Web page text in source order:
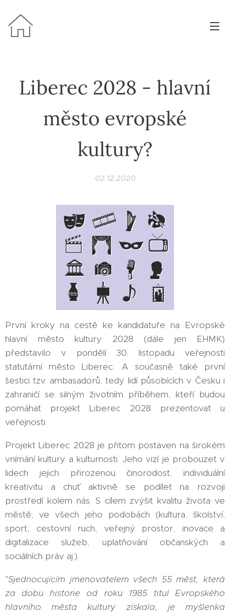
Liberec 2028 - hlavní
město evropské
kultury?
02.12.2020
První kroky na cestě ke kandidatuře na Evropské
hlavní město kultury 2028 (dále jen EHMK)
představilo v pondělí 30. listopadu veřejnosti
statutární město Liberec. A současně také první
šestici tzv. ambasadorů, tedy lidí působících v Česku i
zahraničí se silným životním příběhem, kteří budou
pomáhat projekt Liberec 2028 prezentovat u
veřejnosti.
Projekt Liberec 2028 je přitom postaven na širokém
vnímání kultury a kulturnosti. Jeho vizí je probouzet v
lidech jejich přirozenou činorodost, individuální
kreativitu a chuť aktivně se podílet na rozvoji
prostředí kolem nás. S cílem zvýšit kvalitu života ve
městě, ve všech jeho podobách (kultura, školství,
sport, cestovní ruch, veřejný prostor, inovace a
digitalizace služeb, uplatňování občanských a
sociálních práv aj.).
"Sjednocujícím jmenovatelem všech 55 měst, která
za dobu historie od roku 1985 titul Evropského
hlavního města kultury získala, je myšlenka